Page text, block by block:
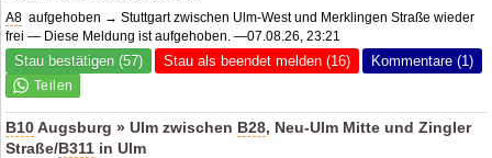
A8 aufgehoben → Stuttgart zwischen Ulm-West und Merklingen Straße wieder
frei — Diese Meldung ist aufgehoben. —07.08.26, 23:21
Stau bestätigen (57) Stau als beendet melden (16) Kommentare (1)
B10Augsburg » Ulm zwischen B28, Neu-Ulm Mitte und Zingler
Straße/B311 in Ulm